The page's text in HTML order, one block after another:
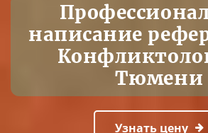
написание
Тюмени
Узнать цену